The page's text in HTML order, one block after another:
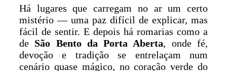
Há lugares que carregam no ar um certo
mistério — uma paz difícil de explicar, mas
fácil de sentir. E depois há romarias como a
de São Bento da Porta Aberta, onde fé,
devoção e tradição se entrelaçam num
cenário quase mágico, no coração verde do